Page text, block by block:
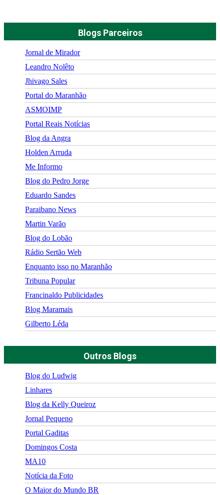
Blogs Parceiros
Jornal de Mirador
Leandro Nolêto
Jhivago Sales
Portal do Maranhão
ASMOIMP
Portal Reais Notí­cias
Blog da Angra
Holden Arruda
Me Informo
Blog do Pedro Jorge
Eduardo Sandes
Paraibano News
Martin Varão
Blog do Lobão
Rádio Sertão Web
Enquanto isso no Maranhão
Tribuna Popular
Francinaldo Publicidades
Blog Maramais
Gilberto Léda
Outros Blogs
Blog do Ludwig
Linhares
Blog da Kelly Queiroz
Jornal Pequeno
Portal Gaditas
Domingos Costa
MA10
Notícia da Foto
O Maior do Mundo BR